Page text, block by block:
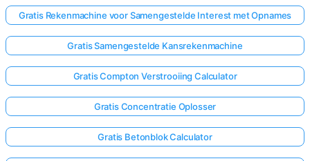
Gratis Rekenmachine voor Samengestelde Interest met Opnames
Gratis Samengestelde Kansrekenmachine
Gratis Compton Verstrooiing Calculator
Gratis Concentratie Oplosser
Gratis Betonblok Calculator